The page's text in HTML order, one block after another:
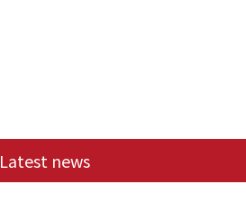
Latest news